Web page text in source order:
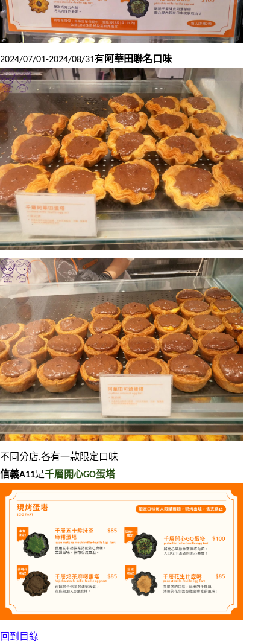
2024/07/01-2024/08/31有 阿華田聯名口味
不同分店,各有一款限定口味
信義A11是千層開心GO蛋塔
回到目錄